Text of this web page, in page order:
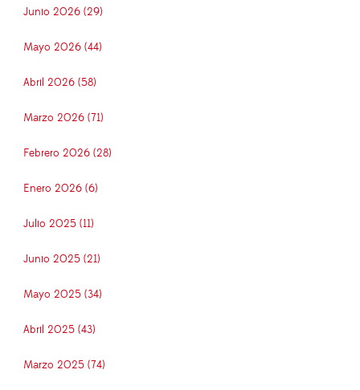
Junio 2026 (29)
Mayo 2026 (44)
Abril 2026 (58)
Marzo 2026 (71)
Febrero 2026 (28)
Enero 2026 (6)
Julio 2025 (11)
Junio 2025 (21)
Mayo 2025 (34)
Abril 2025 (43)
Marzo 2025 (74)